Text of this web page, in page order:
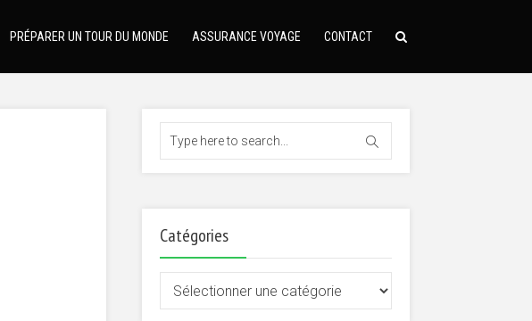
PRÉPARER UN TOUR DU MONDE ASSURANCE VOYAGE CONTACT
Catégories